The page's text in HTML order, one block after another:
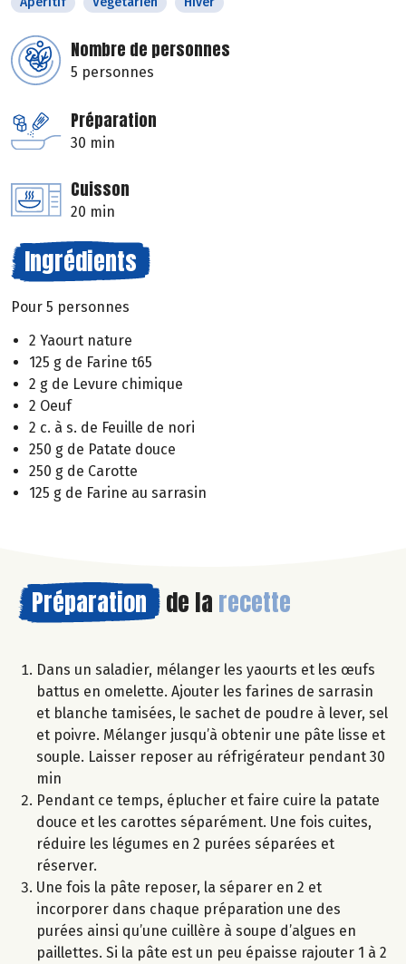
Nombre de personnes
5 personnes
Préparation
30 min
Cuisson
20 min
Ingrédients
Pour 5 personnes
2 Yaourt nature
125 g de Farine t65
2 g de Levure chimique
2 Oeuf
2 c. à s. de Feuille de nori
250 g de Patate douce
250 g de Carotte
125 g de Farine au sarrasin
Préparation de la recette
Dans un saladier, mélanger les yaourts et les œufs
battus en omelette. Ajouter les farines de sarrasin
et blanche tamisées, le sachet de poudre à lever, sel
et poivre. Mélanger jusqu’à obtenir une pâte lisse et
souple. Laisser reposer au réfrigérateur pendant 30
min
Pendant ce temps, éplucher et faire cuire la patate
douce et les carottes séparément. Une fois cuites,
réduire les légumes en 2 purées séparées et
réserver.
Une fois la pâte reposer, la séparer en 2 et
incorporer dans chaque préparation une des
purées ainsi qu’une cuillère à soupe d’algues en
paillettes. Si la pâte est un peu épaisse rajouter 1 à 2